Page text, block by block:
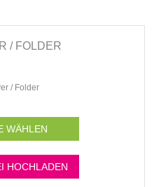
/ FOLDER
WÄHLEN
HOCHLADEN